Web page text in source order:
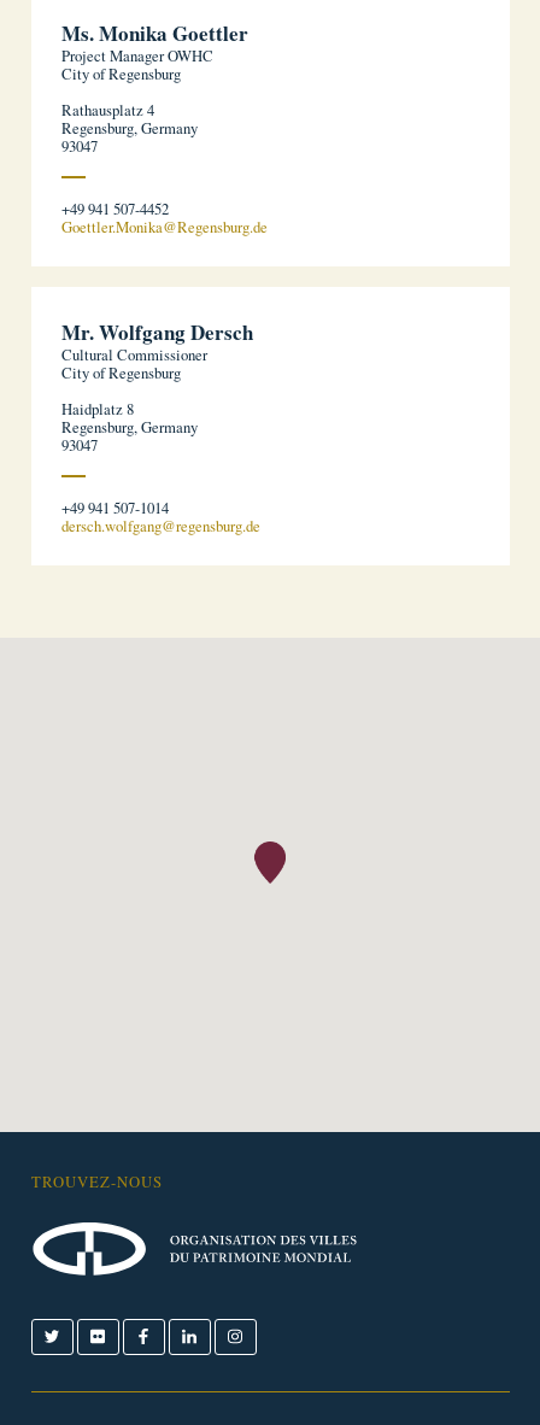
Ms. Monika Goettler
Project Manager OWHC
City of Regensburg
Rathausplatz 4
Regensburg, Germany
93047
+49 941 507-4452
Goettler.Monika@Regensburg.de
Mr. Wolfgang Dersch
Cultural Commissioner
City of Regensburg
Haidplatz 8
Regensburg, Germany
93047
+49 941 507-1014
dersch.wolfgang@regensburg.de
TROUVEZ-NOUS